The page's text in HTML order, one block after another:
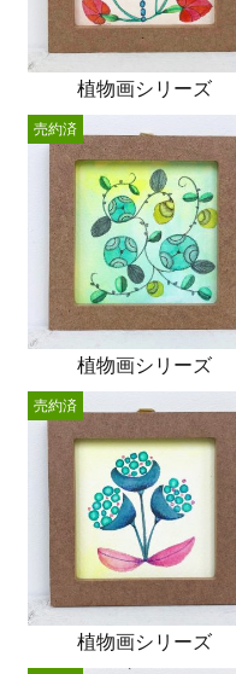
植物画シリーズ
植物画シリーズ
売約済
植物画シリーズ
売約済